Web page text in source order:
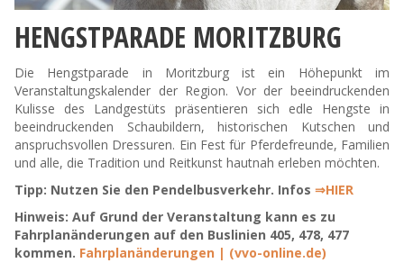
HENGSTPARADE MORITZBURG
Die Hengstparade in Moritzburg ist ein Höhepunkt im
Veranstaltungskalender der Region. Vor der beeindruckenden
Kulisse des Landgestüts präsentieren sich edle Hengste in
beeindruckenden Schaubildern, historischen Kutschen und
anspruchsvollen Dressuren. Ein Fest für Pferdefreunde, Familien
und alle, die Tradition und Reitkunst hautnah erleben möchten.
Tipp: Nutzen Sie den Pendelbusverkehr. Infos ⇒HIER
Hinweis: Auf Grund der Veranstaltung kann es zu
Fahrplanänderungen auf den Buslinien 405, 478, 477
kommen. Fahrplanänderungen | (vvo-online.de)